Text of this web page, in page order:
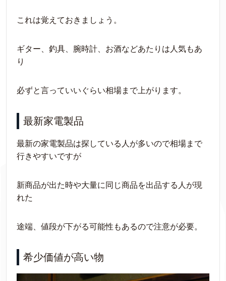
これは覚えておきましょう。
ギター、釣具、腕時計、お酒などあたりは人気もあ
り
必ずと言っていいぐらい相場まで上がります。
最新家電製品
最新の家電製品は探している人が多いので相場まで
行きやすいですが
新商品が出た時や大量に同じ商品を出品する人が現
れた
途端、値段が下がる可能性もあるので注意が必要。
希少価値が高い物